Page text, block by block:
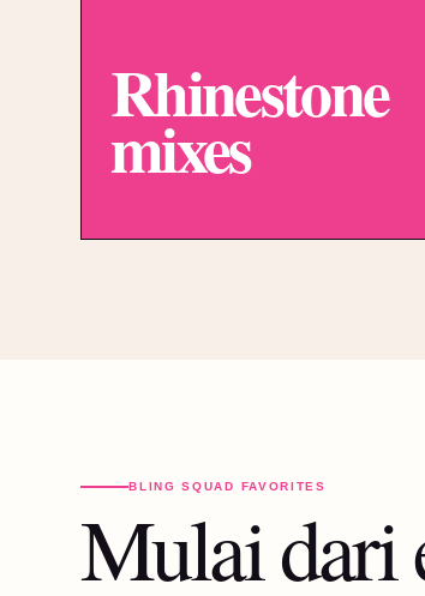
Rhinestone
mixes
BLING SQUAD FAVORITES
Mulai dari